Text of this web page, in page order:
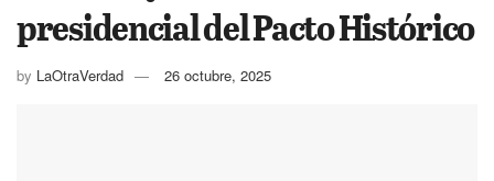
presidencial del Pacto Histórico
by LaOtraVerdad 26 octubre, 2025